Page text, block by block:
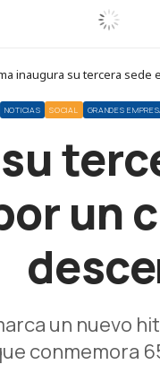
inaugura su tercera
NOTICIAS SOCIAL GRANDES
un
un nuevo
conmemora